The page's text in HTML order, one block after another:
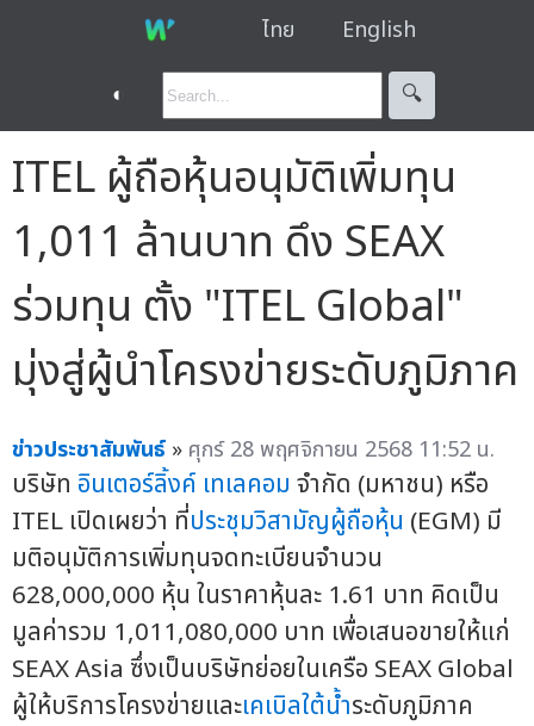
ไทย English
◐ 🔍︎
ITEL ผู้ถือหุ้นอนุมัติเพิ่มทุน
1,011 ล้านบาท ดึง SEAX
ร่วมทุน ตั้ง "ITEL Global"
มุ่งสู่ผู้นำโครงข่ายระดับภูมิภาค
ข่าวประชาสัมพันธ์ » ศุกร์ 28 พฤศจิกายน 2568 11:52 น.
บริษัท อินเตอร์ลิ้งค์ เทเลคอม จำกัด (มหาชน) หรือ
ITEL เปิดเผยว่า ที่ประชุมวิสามัญผู้ถือหุ้น (EGM) มี
มติอนุมัติการเพิ่มทุนจดทะเบียนจำนวน
628,000,000 หุ้น ในราคาหุ้นละ 1.61 บาท คิดเป็น
มูลค่ารวม 1,011,080,000 บาท เพื่อเสนอขายให้แก่
SEAX Asia ซึ่งเป็นบริษัทย่อยในเครือ SEAX Global
ผู้ให้บริการโครงข่ายและเคเบิลใต้น้ำระดับภูมิภาค